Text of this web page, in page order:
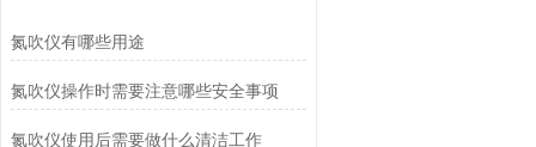
氮吹仪有哪些用途
氮吹仪操作时需要注意哪些安全事项
氮吹仪使用后需要做什么清洁工作